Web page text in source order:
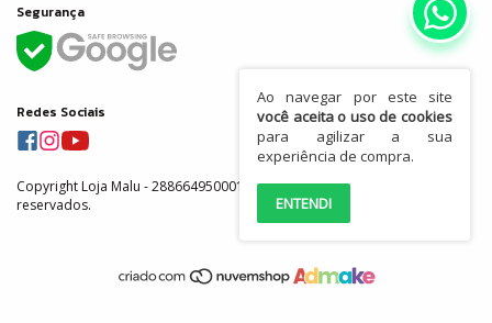
Ao navegar por este site
você aceita o uso de cookies
para agilizar a sua
experiência de compra.
ENTENDI
Segurança
Redes Sociais
Copyright Loja Malu - 28866495000155 - 2026. Todos os direitos
reservados.